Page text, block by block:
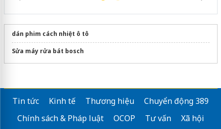
dán phim cách nhiệt ô tô
Sửa máy rửa bát bosch
Tin tức Kinh tế Thương hiệu
Chuyển động 389
Chính sách & Pháp luật
OCOP Tư vấn
Xã hội